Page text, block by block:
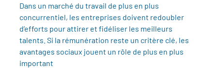
Dans un marché du travail de plus en plus
concurrentiel, les entreprises doivent redoubler
d’efforts pour attirer et fidéliser les meilleurs
talents. Si la rémunération reste un critère clé, les
avantages sociaux jouent un rôle de plus en plus
important